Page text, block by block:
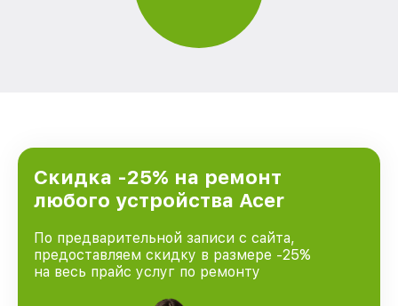
Скидка -25% на ремонт
любого устройства Acer
По предварительной записи с сайта,
предоставляем скидку в размере -25%
на весь прайс услуг по ремонту